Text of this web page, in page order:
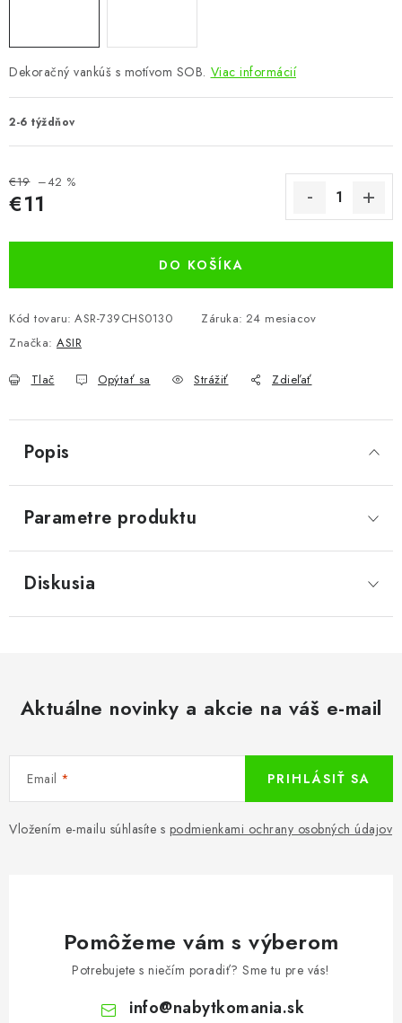
Reklamácie a odstúpenie od zmluvy
Dekoračný vankúš s motívom SOB. Viac informácií
2-6 týždňov
€19 –42 %
€11
DO KOŠÍKA
Kód tovaru: ASR-739CHS0130 Záruka: 24 mesiacov
Značka: ASIR
Tlač Opýtať sa Strážiť Zdieľať
Popis
Parametre produktu
Diskusia
Aktuálne novinky a akcie na váš e-mail
Email
Vložením e-mailu súhlasíte s podmienkami ochrany osobných údajov
PRIHLÁSIŤ SA
Pomôžeme vám s výberom
Potrebujete s niečím poradiť? Sme tu pre vás!
info@nabytkomania.sk